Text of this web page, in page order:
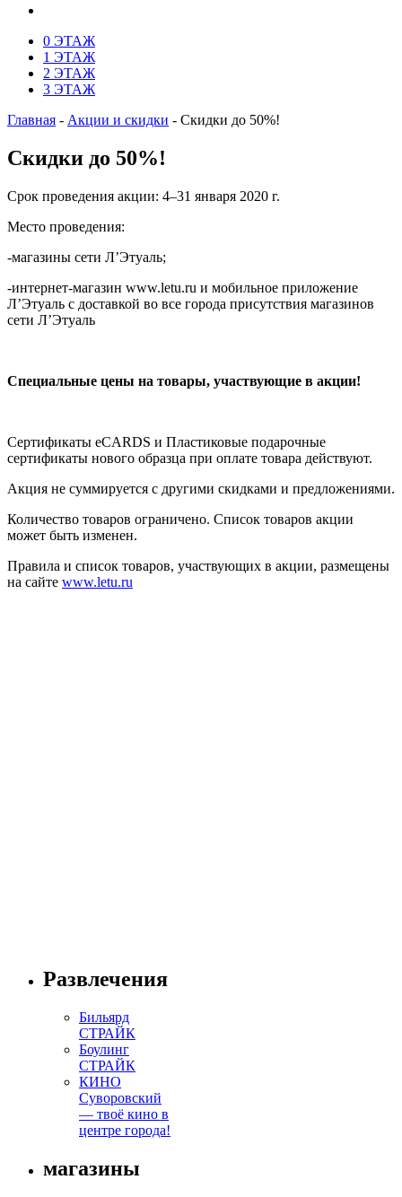
0 ЭТАЖ
1 ЭТАЖ
2 ЭТАЖ
3 ЭТАЖ
Главная - Акции и скидки - Скидки до 50%!
Скидки до 50%!
Срок проведения акции: 4–31 января 2020 г.
Место проведения:
-магазины сети Л’Этуаль;
-интернет-магазин www.letu.ru и мобильное приложение
Л’Этуаль с доставкой во все города присутствия магазинов
сети Л’Этуаль
Специальные цены на товары, участвующие в акции!
Сертификаты eCARDS и Пластиковые подарочные
сертификаты нового образца при оплате товара действуют.
Акция не суммируется с другими скидками и предложениями.
Количество товаров ограничено. Список товаров акции
может быть изменен.
Правила и список товаров, участвующих в акции, размещены
на сайте www.letu.ru
Развлечения
Бильярд
СТРАЙК
Боулинг
СТРАЙК
КИНО
Суворовский
— твоё кино в
центре города!
магазины